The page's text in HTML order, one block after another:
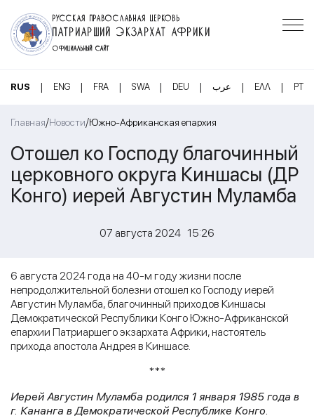
РУССКАЯ ПРАВОСЛАВНАЯ ЦЕРКОВЬ
ПАТРИАРШИЙ ЭКЗАРХАТ АФРИКИ
ОФИЦИАЛЬНЫЙ САЙТ
RUS | ENG | FRA | SWA | DEU | عرب | ΕΛΛ | PT
Главная/Новости/Южно-Африканская епархия
Отошел ко Господу благочинный
церковного округа Киншасы (ДР
Конго) иерей Августин Муламба
07 августа 2024 15:26
6 августа 2024 года на 40-м году жизни после
непродолжительной болезни отошел ко Господу иерей
Августин Муламба, благочинный приходов Киншасы
Демократической Республики Конго Южно-Африканской
епархии Патриаршего экзархата Африки, настоятель
прихода апостола Андрея в Киншасе.
***
Иерей Августин Муламба родился 1 января 1985 года в
г. Кананга в Демократической Республике Конго.